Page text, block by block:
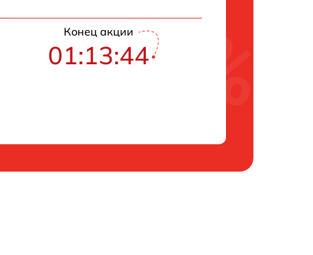
Конец акции
01:13:43